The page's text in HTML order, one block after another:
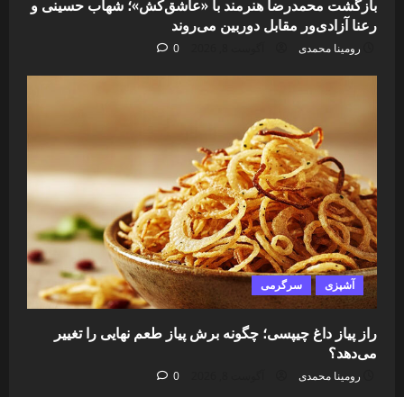
بازگشت محمدرضا هنرمند با «عاشق‌کش»؛ شهاب حسینی و
رعنا آزادی‌ور مقابل دوربین می‌روند
رومینا محمدی 0
آشپزی سرگرمی
راز پیاز داغ چیپسی؛ چگونه برش پیاز طعم نهایی را تغییر
می‌دهد؟
رومینا محمدی 0